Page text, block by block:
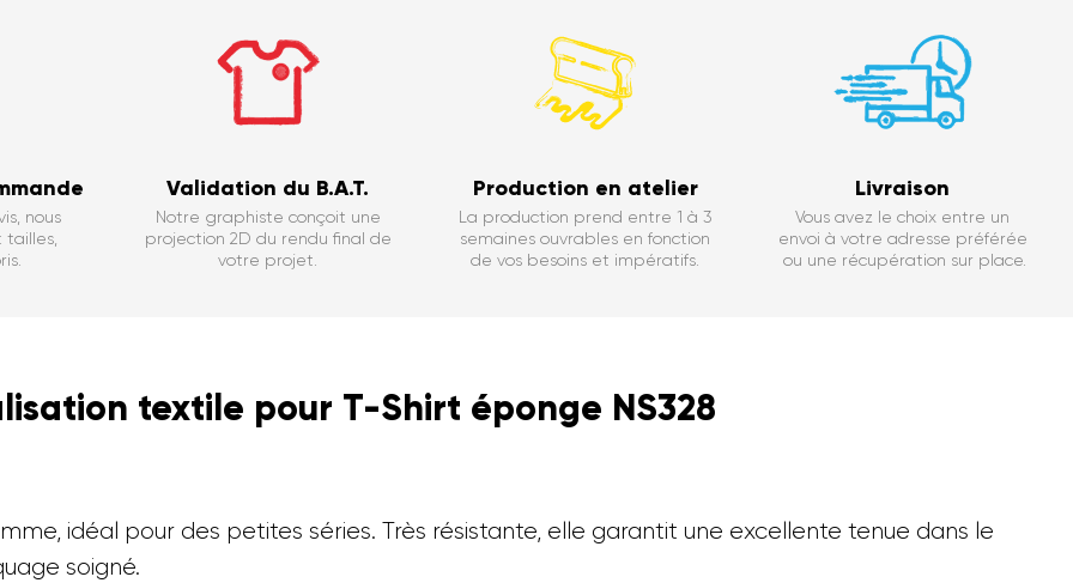
nous
tailles,
Validation du B.A.T.
Notre graphiste conçoit une
projection 2D du rendu final de
votre projet.
Production en atelier
La production prend entre 1 à 3
semaines ouvrables en fonction
de vos besoins et impératifs.
Livraison
Vous avez le choix entre un
envoi à votre adresse préférée
ou une récupération sur place.
textile pour T-Shirt éponge NS328
idéal pour des petites séries. Très résistante, elle garantit une excellente tenue dans le
soigné.
En vous inscrivant, vous acceptez de recevoir nos e-mails.
Désabonnement possible à tout moment.